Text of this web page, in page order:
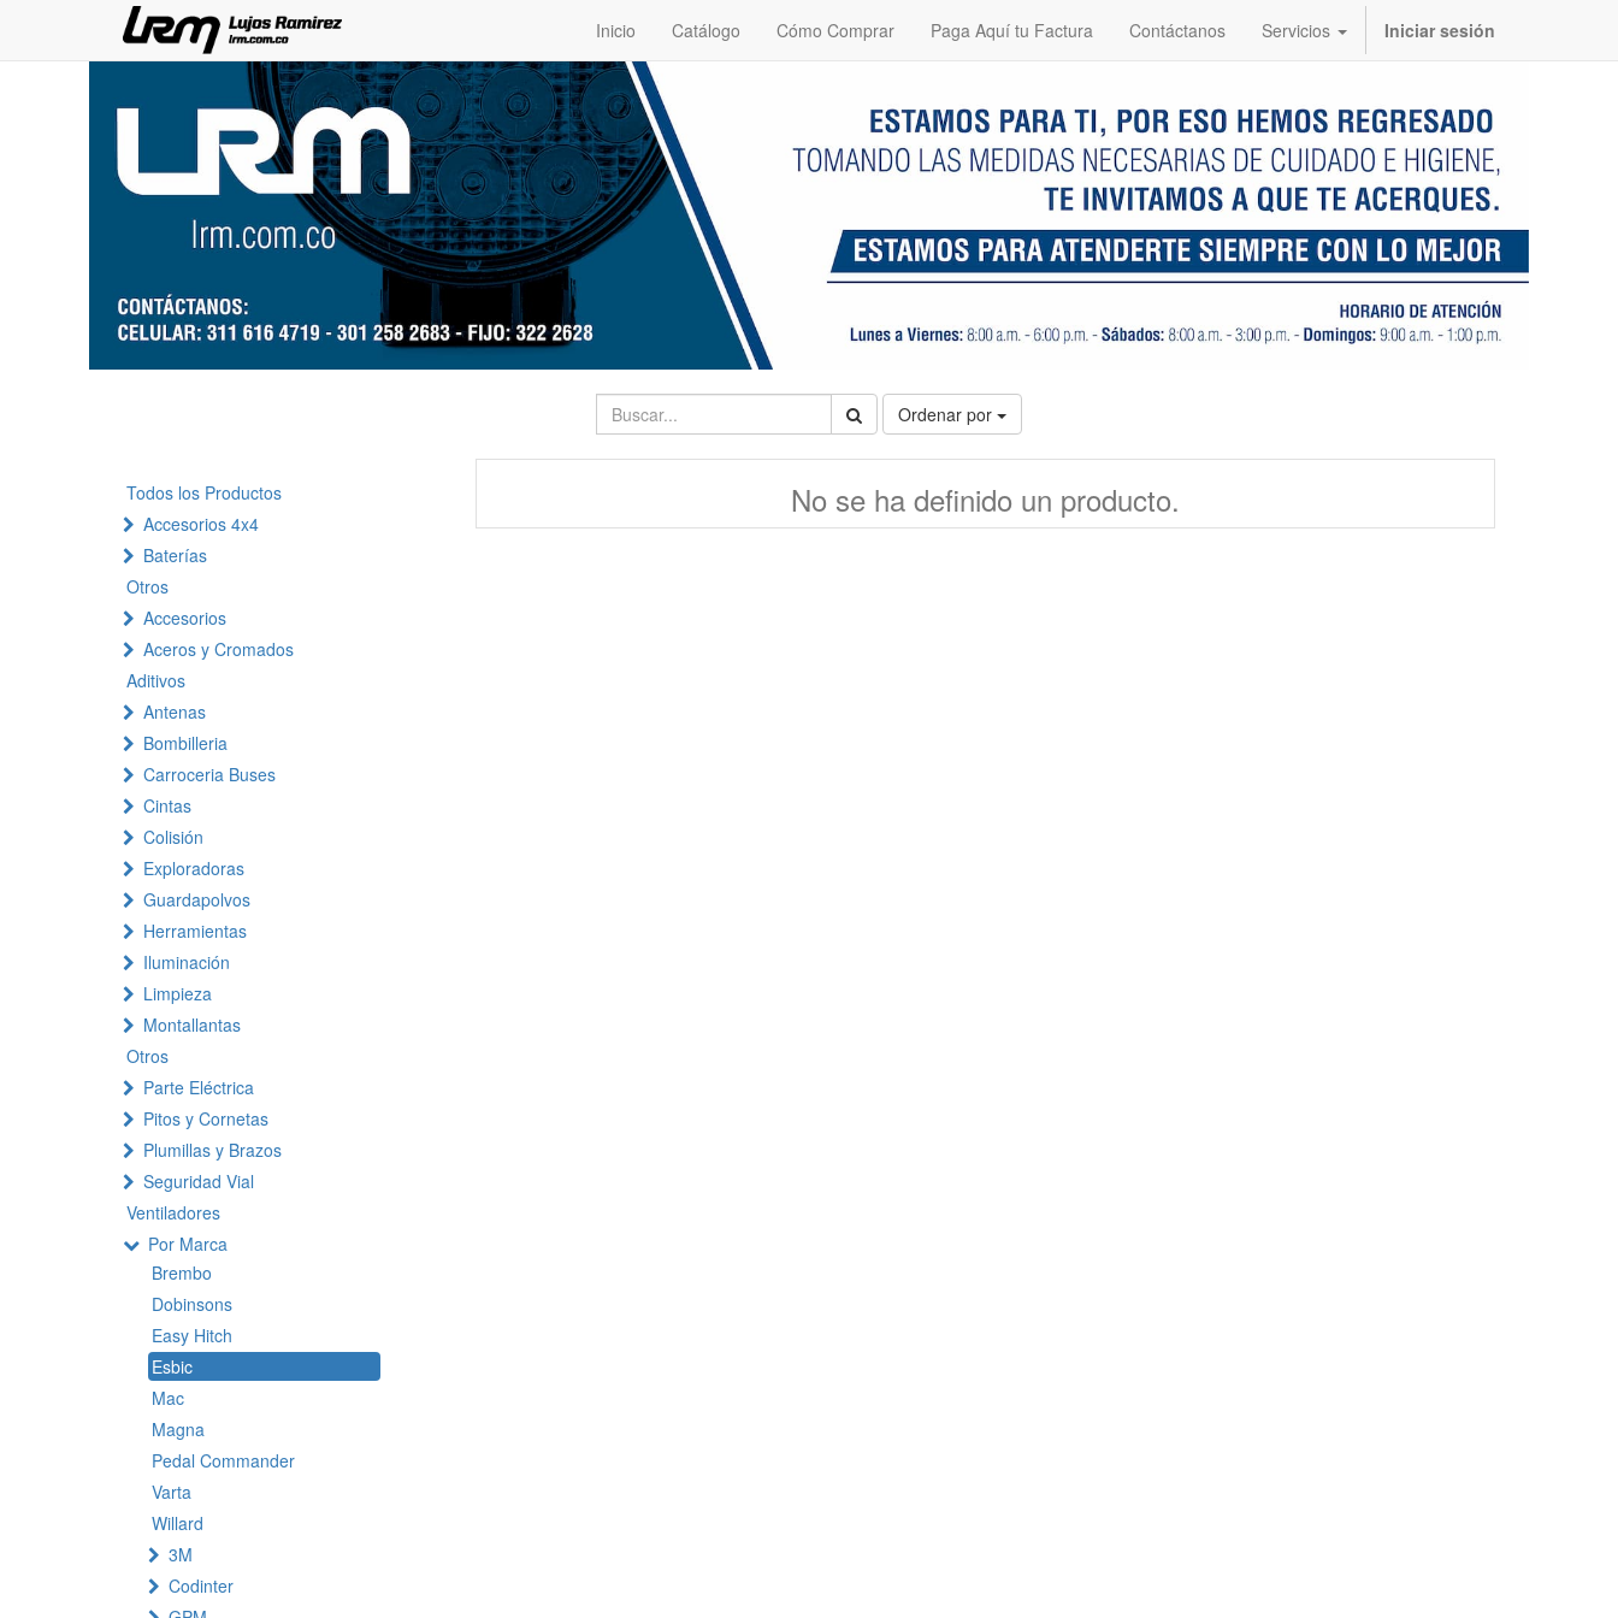
Inicio Catálogo Cómo Comprar Paga Aquí tu Factura Contáctanos Servicios Iniciar sesión
Ordenar por
Todos los Productos
Accesorios 4x4
Baterías
Otros
Accesorios
Aceros y Cromados
Aditivos
Antenas
Bombilleria
Carroceria Buses
Cintas
Colisión
Exploradoras
Guardapolvos
Herramientas
Iluminación
Limpieza
Montallantas
Otros
Parte Eléctrica
Pitos y Cornetas
Plumillas y Brazos
Seguridad Vial
Ventiladores
Por Marca
Brembo
Dobinsons
Easy Hitch
Esbic
Mac
Magna
Pedal Commander
Varta
Willard
3M
Codinter
No se ha definido un producto.